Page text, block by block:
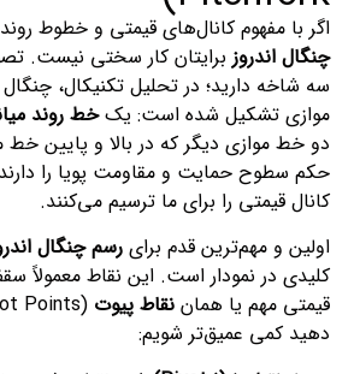
اگر با مفهوم کانال‌های قیمتی و خطوط
چنگال اندروز برایتان کار سختی نیست.
سه شاخه دارید؛ در تحلیل تکنیکال،
موازی تشکیل شده است: یکخط روند
دو خط موازی دیگر که در بالا و پایین خط
حکم سطوح حمایت و مقاومت پویا را
کانال قیمتی را برای ما ترسیم می‌کنند.
اولین و مهم‌ترین قدم برای رسم چنگال
کلیدی در نمودار است. این نقاط معمولاً
قیمتی مهم یا همان نقاط پیوت
دهید کمی عمیق‌تر شویم: